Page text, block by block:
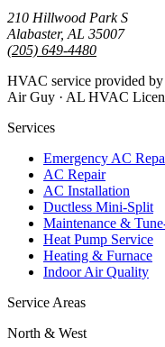
210 Hillwood Park S
Alabaster, AL 35007
(205) 649-4480
HVAC service provided
Air Guy · AL HVAC
Services
Emergency AC
AC Repair
AC Installation
Ductless Mini-Split
Maintenance &
Heat Pump Service
Heating & Furnace
Indoor Air Quality
Service Areas
North & West